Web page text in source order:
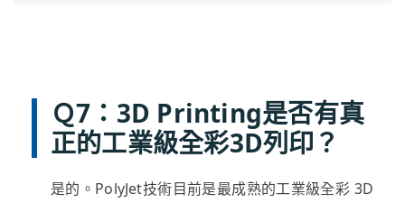
Ｑ7：3D Printing是否有真
正的工業級全彩3D列印？
是的。PolyJet技術目前是最成熟的工業級全彩 3D